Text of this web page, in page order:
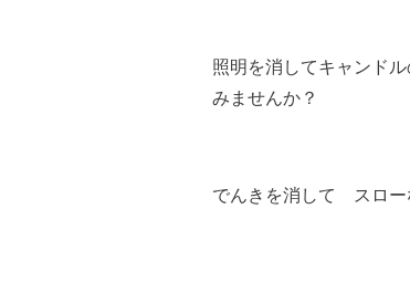
照明を消してキャンド
みませんか？
でんきを消して スロー